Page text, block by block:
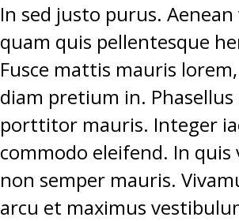
In sed justo purus. Aenean
quam quis pellentesque
Fusce mattis mauris
diam pretium in. Phasellus
porttitor mauris. Integer
commodo eleifend. In quis
non semper mauris.
arcu et maximus